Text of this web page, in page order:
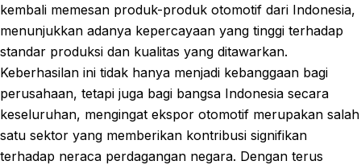
kembali memesan produk-produk otomotif dari Indonesia,
menunjukkan adanya kepercayaan yang tinggi terhadap
standar produksi dan kualitas yang ditawarkan.
Keberhasilan ini tidak hanya menjadi kebanggaan bagi
perusahaan, tetapi juga bagi bangsa Indonesia secara
keseluruhan, mengingat ekspor otomotif merupakan salah
satu sektor yang memberikan kontribusi signifikan
terhadap neraca perdagangan negara. Dengan terus